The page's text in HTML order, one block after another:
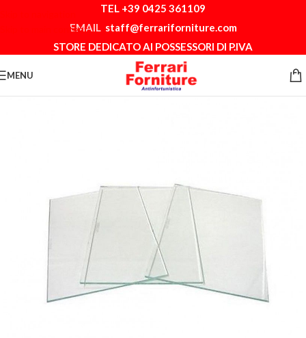
Skip to main content
TEL +39 0425 361109
EMAIL staff@ferrariforniture.com
STORE DEDICATO AI POSSESSORI DI P.IVA
MENU